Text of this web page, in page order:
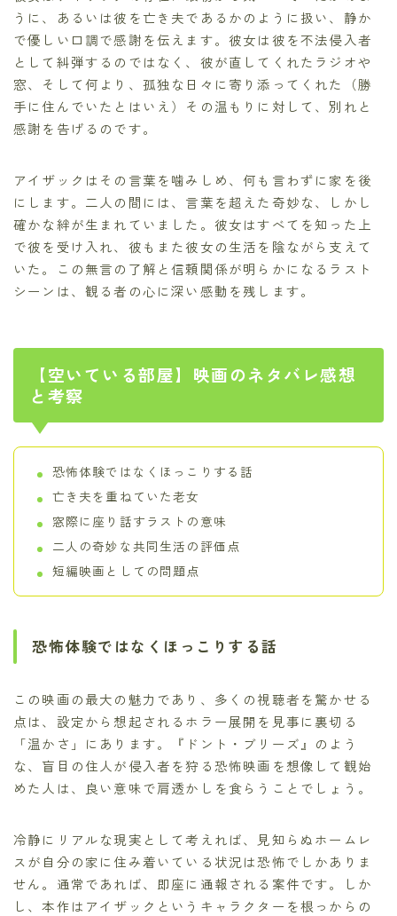
うに、あるいは彼を亡き夫であるかのように扱い、静か
で優しい口調で感謝を伝えます。彼女は彼を不法侵入者
として糾弾するのではなく、彼が直してくれたラジオや
窓、そして何より、孤独な日々に寄り添ってくれた（勝
手に住んでいたとはいえ）その温もりに対して、別れと
感謝を告げるのです。
アイザックはその言葉を噛みしめ、何も言わずに家を後
にします。二人の間には、言葉を超えた奇妙な、しかし
確かな絆が生まれていました。彼女はすべてを知った上
で彼を受け入れ、彼もまた彼女の生活を陰ながら支えて
いた。この無言の了解と信頼関係が明らかになるラスト
シーンは、観る者の心に深い感動を残します。
【空いている部屋】映画のネタバレ感想
と考察
恐怖体験ではなくほっこりする話
亡き夫を重ねていた老女
窓際に座り話すラストの意味
二人の奇妙な共同生活の評価点
短編映画としての問題点
恐怖体験ではなくほっこりする話
この映画の最大の魅力であり、多くの視聴者を驚かせる
点は、設定から想起されるホラー展開を見事に裏切る
「温かさ」にあります。『ドント・ブリーズ』のよう
な、盲目の住人が侵入者を狩る恐怖映画を想像して観始
めた人は、良い意味で肩透かしを食らうことでしょう。
冷静にリアルな現実として考えれば、見知らぬホームレ
スが自分の家に住み着いている状況は恐怖でしかありま
せん。通常であれば、即座に通報される案件です。しか
し、本作はアイザックというキャラクターを根っからの